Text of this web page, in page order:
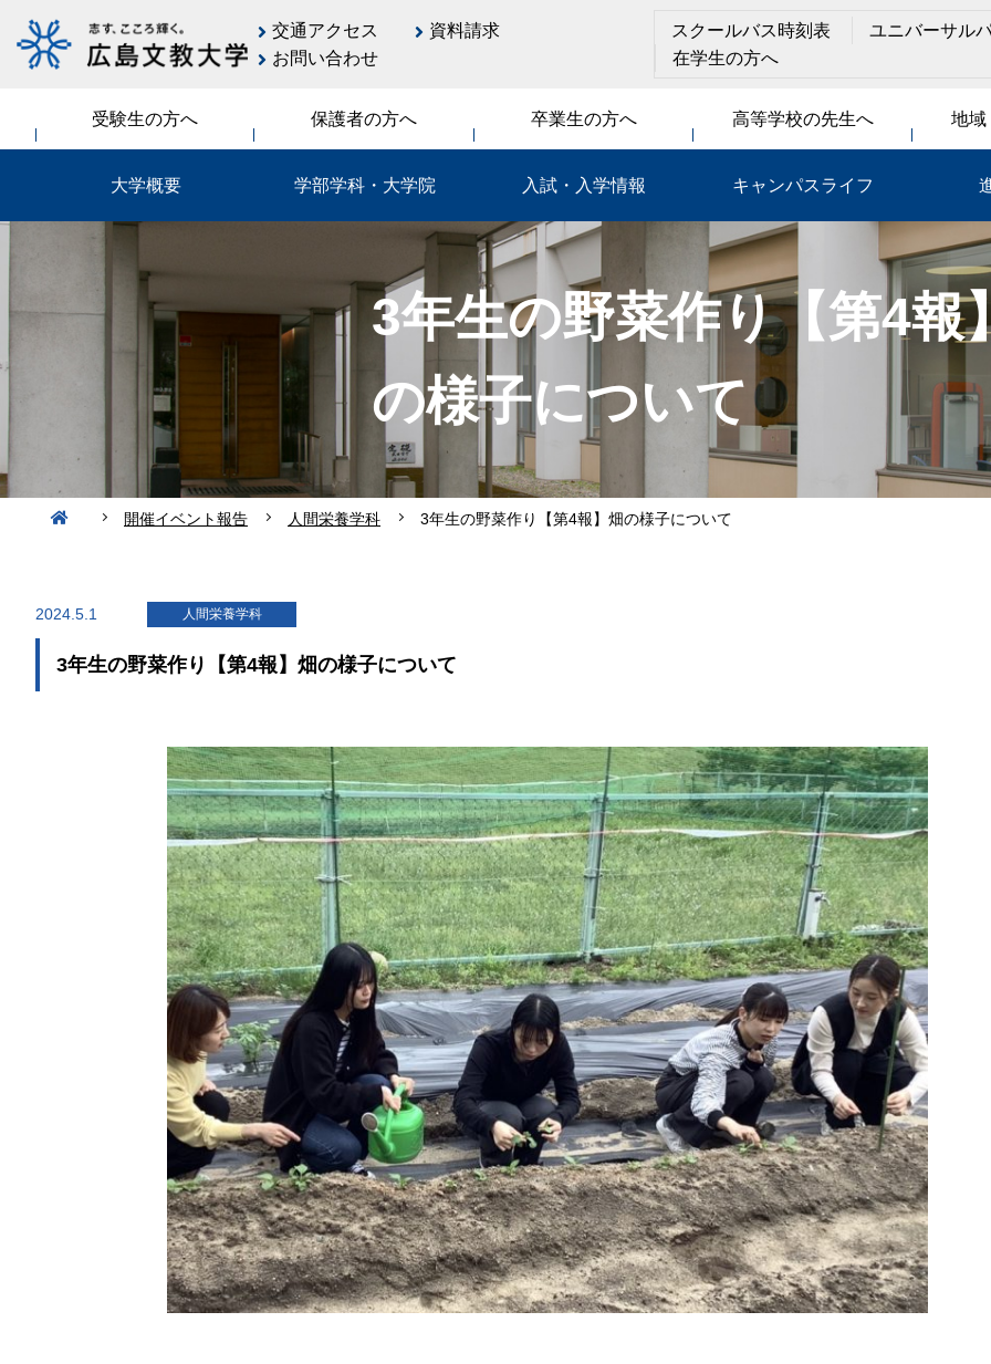
交通アクセス
資料請求
お問い合わせ
スクールバス時刻表
ユニバーサル
在学生の方へ
受験生の方へ 保護者の方へ 卒業生の方へ 高等学校の先生へ 地域
大学概要 学部学科・大学院 入試・入学情報 キャンパスライフ
3年生の野菜作り【第4報
の様子について
開催イベント報告 人間栄養学科 3年生の野菜作り【第4報】畑の様子について
2024.5.1 人間栄養学科
3年生の野菜作り【第4報】畑の様子について